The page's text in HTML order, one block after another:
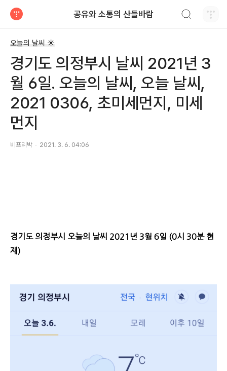
공유와 소통의 산들바람
오늘의 날씨 ☀
경기도 의정부시 날씨 2021년 3
월 6일. 오늘의 날씨, 오늘 날씨,
2021 0306, 초미세먼지, 미세
먼지
비프리박 2021. 3. 6. 04:06
경기도 의정부시 오늘의 날씨 2021년 3월 6일 (0시 30분 현
재)